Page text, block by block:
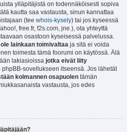
ylläpitäjistä on todennäköisesti sopiva
kautta saa vastausta, sinun kannattaa
(tee whois-kysely) tai jos kyseessä
free.fr, f2s.com, jne.), ota yhteyttä
osastoon kyseisessä palvelussa.
lainkaan toimivaltaa ja sitä ei voida
toimesta tämä foorumi on käytössä. Älä
lakiasioissa jotka eivät liity
sovellukseen itseensä. Jos lähetät
kolmannen osapuolen tämän
vastausta, jos edes